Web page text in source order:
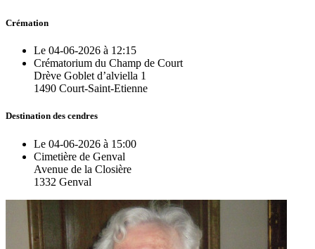
Crémation
Le 04-06-2026 à 12:15
Crématorium du Champ de Court
Drève Goblet d’alviella 1
1490 Court-Saint-Etienne
Destination des cendres
Le 04-06-2026 à 15:00
Cimetière de Genval
Avenue de la Closière
1332 Genval